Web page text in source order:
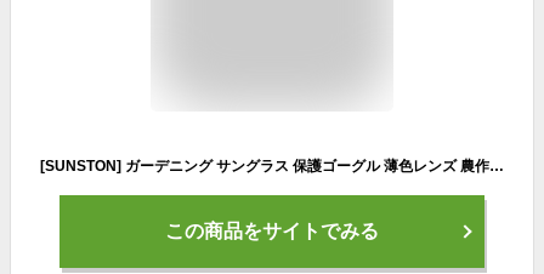
[SUNSTON] ガーデニング サングラス 保護ゴーグル 薄色レンズ 農作業 UVカット 近赤外線カット HEV光線カット 日本製 JY-15IR（拡大鏡なし）)
この商品をサイトでみる